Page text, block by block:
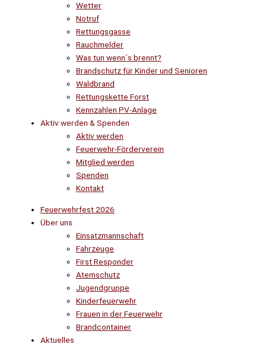
Wetter
Notruf
Rettungsgasse
Rauchmelder
Was tun wenn´s brennt?
Brandschutz für Kinder und Senioren
Waldbrand
Rettungskette Forst
Kennzahlen PV-Anlage
Aktiv werden & Spenden
Aktiv werden
Feuerwehr-Förderverein
Mitglied werden
Spenden
Kontakt
Feuerwehrfest 2026
Über uns
Einsatzmannschaft
Fahrzeuge
First Responder
Atemschutz
Jugendgruppe
Kinderfeuerwehr
Frauen in der Feuerwehr
Brandcontainer
Aktuelles